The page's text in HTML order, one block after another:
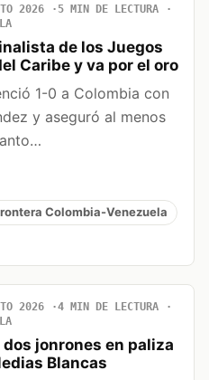
2026
5 MIN DE LECTURA
de los Juegos
Caribe y va por el oro
1-0 a Colombia con
y aseguró al menos
Colombia-Venezuela
2026
4 MIN DE LECTURA
jonrones en paliza
Blancas